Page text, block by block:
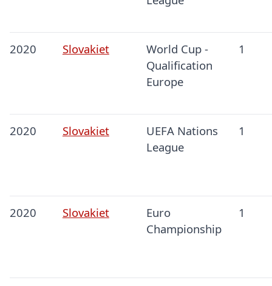
2020 Slovakiet
World Cup -
Qualification
Europe
1
2020 Slovakiet
UEFA Nations
League
1
2020 Slovakiet
Euro
Championship
1